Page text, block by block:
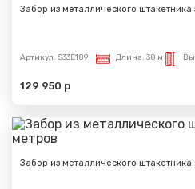
Забор из металлического
Артикул: S33E189 Длина: 38 м
129 950 р
Забор из металлического